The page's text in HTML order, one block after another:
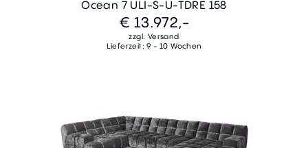
Ocean 7 ULI-S-U-TDRE 158
€ 13.972,-
zzgl. Versand
Lieferzeit: 9 - 10 Wochen